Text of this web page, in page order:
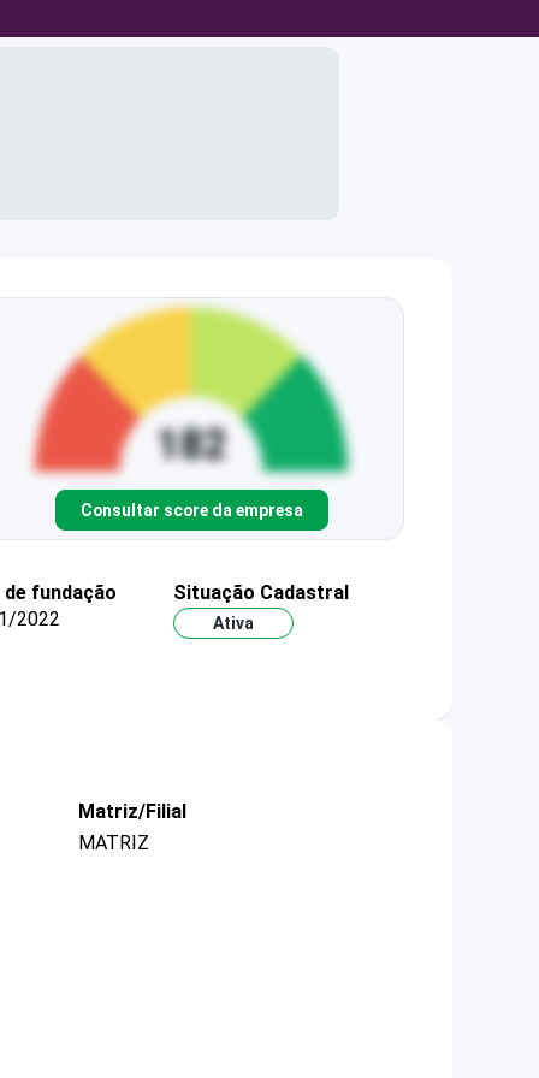
Consultar score da empresa
de fundação
2022
Situação Cadastral
Ativa
Matriz/Filial
MATRIZ